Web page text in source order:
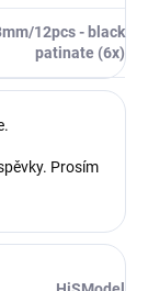
12pcs - black
patinate (6x)
Prosím